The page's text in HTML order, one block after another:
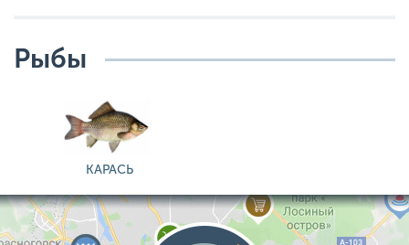
Рыбы
КАРАСЬ